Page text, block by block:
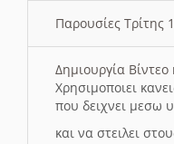
Παρουσίες Τρίτης
Δημιουργία
Χρησιμοποιει
που δειχνει μεσω
και να στειλει